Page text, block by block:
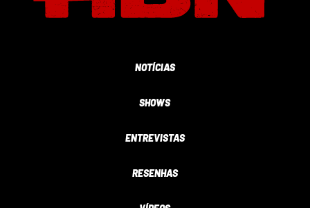
NOTÍCIAS
SHOWS
ENTREVISTAS
RESENHAS